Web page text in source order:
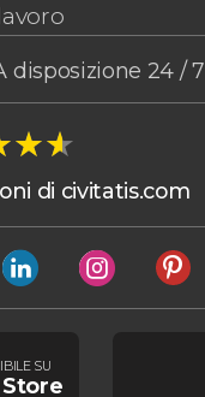
disposizione 24 / 7
di civitatis.com
SU